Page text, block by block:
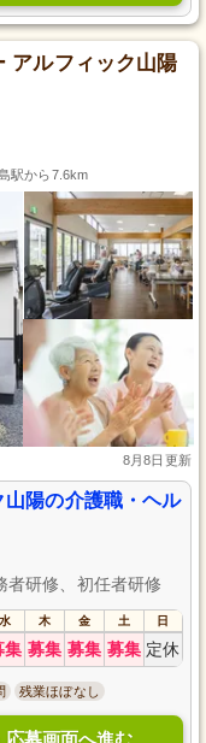
アルフィック山陽
駅から7.6km
8月8日更新
陽の介護職・ヘル
者研修、初任者研修
水 木 金 土 日
集 募集 募集 募集 定休
残業ほぼなし